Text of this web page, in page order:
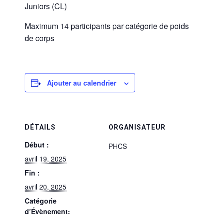
Juniors (CL)
Maximum 14 participants par catégorie de poids
de corps
Ajouter au calendrier
DÉTAILS
Début :
avril 19, 2025
Fin :
avril 20, 2025
Catégorie
d’Évènement:
ORGANISATEUR
PHCS